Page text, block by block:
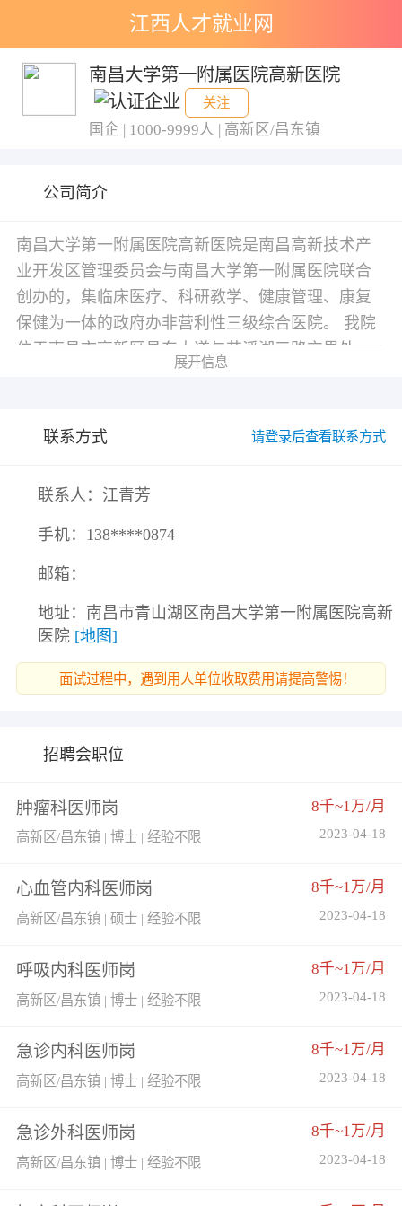
江西人才就业网
南昌大学第一附属医院高新医院
关注
国企 | 1000-9999人 | 高新区/昌东镇
公司简介
南昌大学第一附属医院高新医院是南昌高新技术产
业开发区管理委员会与南昌大学第一附属医院联合
创办的，集临床医疗、科研教学、健康管理、康复
保健为一体的政府办非营利性三级综合医院。 我院
位于南昌市高新区昌东大道与艾溪湖三路交界处，
家公立综合医院。医院配有高端MRI、CT等先进的
第一附属医院管理，共享南昌大学第一附属医院优
质的医疗资源，南昌大学第一附属医院派驻40余位
理。
展开信息
联系方式 请登录后查看联系方式
联系人：江青芳
手机： 138****0874
邮箱：
地址：南昌市青山湖区南昌大学第一附属医院高新
医院 [地图]
面试过程中，遇到用人单位收取费用请提高警惕！
招聘会职位
肿瘤科医师岗 8千~1万/月
高新区/昌东镇 | 博士 | 经验不限 2023-04-18
心血管内科医师岗 8千~1万/月
高新区/昌东镇 | 硕士 | 经验不限 2023-04-18
呼吸内科医师岗 8千~1万/月
高新区/昌东镇 | 博士 | 经验不限 2023-04-18
急诊内科医师岗 8千~1万/月
高新区/昌东镇 | 博士 | 经验不限 2023-04-18
急诊外科医师岗 8千~1万/月
高新区/昌东镇 | 博士 | 经验不限 2023-04-18